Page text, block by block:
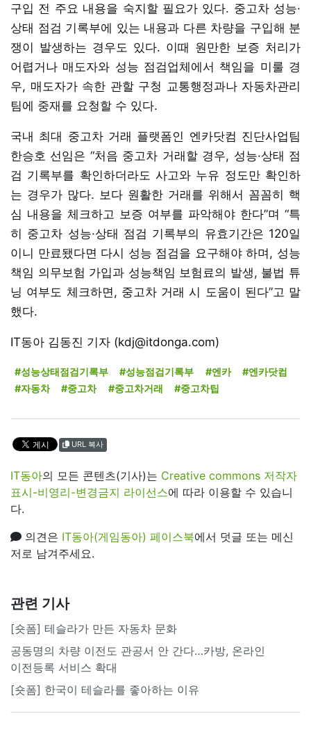
구입 전 주요 내용을 숙지할 필요가 있다. 중고차 성능·
상태 점검 기록부에 있는 내용과 다른 차량을 구입해 분
쟁이 발생하는 경우도 있다. 이때 원만한 보증 처리가
어렵거나 매도자와 성능 점검업체에서 책임을 미룰 경
우, 매도자가 속한 관할 구청 교통행정과나 자동차관리
팀에 중재를 요청할 수 있다.
국내 최대 중고차 거래 플랫폼인 엔카닷컴 진단사업팀
한승호 선임은 “처음 중고차 거래할 경우, 성능·상태 점
검 기록부를 확인하더라도 사고와 누유 정도만 확인하
는 경우가 많다. 보다 원활한 거래를 위해서 꼼꼼히 핵
심 내용을 체크하고 보증 여부를 파악해야 한다”며 “특
히 중고차 성능·상태 점검 기록부의 유효기간은 120일
이니 만료됐다면 다시 성능 점검을 요구해야 하며, 성능
책임 의무보험 가입과 성능책임 보험료의 발생, 불법 튜
닝 여부도 체크하면, 중고차 거래 시 도움이 된다”고 말
했다.
IT동아 김동진 기자 (kdj@itdonga.com)
#성능상태점검기록부 #성능점검기록부 #엔카
#엔카닷컴
#자동차
#중고차 #중고차거래 #중고차팁
URL 복사
IT동아의 모든 콘텐츠(기사)는 Creative commons 저작자
표시-비영리-변경금지 라이선스에 따라 이용할 수 있습니
다.
의견은 IT동아(게임동아) 페이스북에서 덧글 또는 메신
저로 남겨주세요.
관련 기사
[숏폼] 테슬라가 만든 자동차 문화
공동명의 차량 이전도 관공서 안 간다…카방, 온라인
이전등록 서비스 확대
[숏폼] 한국이 테슬라를 좋아하는 이유